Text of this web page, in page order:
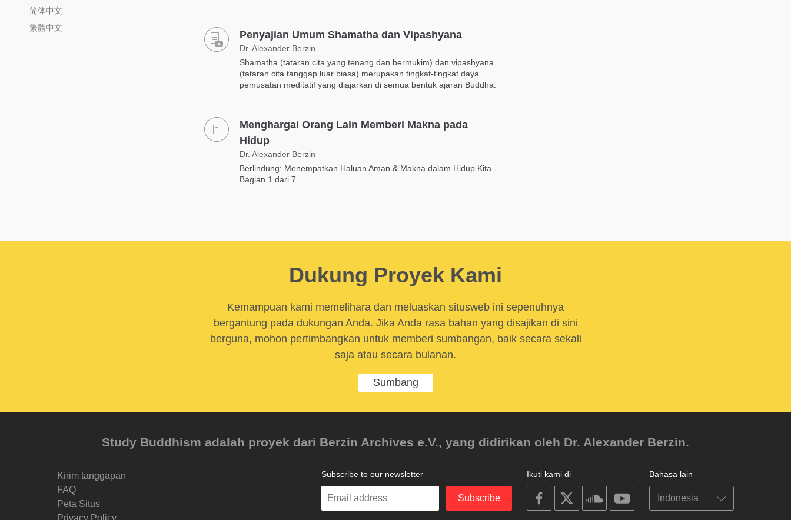
简体中文
繁體中文
Penyajian Umum Shamatha dan Vipashyana
Dr. Alexander Berzin
Shamatha (tataran cita yang tenang dan bermukim) dan vipashyana
(tataran cita tanggap luar biasa) merupakan tingkat-tingkat daya
pemusatan meditatif yang diajarkan di semua bentuk ajaran Buddha.
Menghargai Orang Lain Memberi Makna pada
Hidup
Dr. Alexander Berzin
Berlindung: Menempatkan Haluan Aman & Makna dalam Hidup Kita -
Bagian 1 dari 7
Dukung Proyek Kami
Kemampuan kami memelihara dan meluaskan situsweb ini sepenuhnya
bergantung pada dukungan Anda. Jika Anda rasa bahan yang disajikan di sini
berguna, mohon pertimbangkan untuk memberi sumbangan, baik secara sekali
saja atau secara bulanan.
Sumbang
Study Buddhism adalah proyek dari Berzin Archives e.V., yang didirikan oleh Dr. Alexander Berzin.
Kirim tanggapan
FAQ
Peta Situs
Privacy Policy
Bahasa lain
Ikuti kami di
on
facebook
on
on
soundcloudyoutube
Subscribe to our newsletter
Enter
Subscribe